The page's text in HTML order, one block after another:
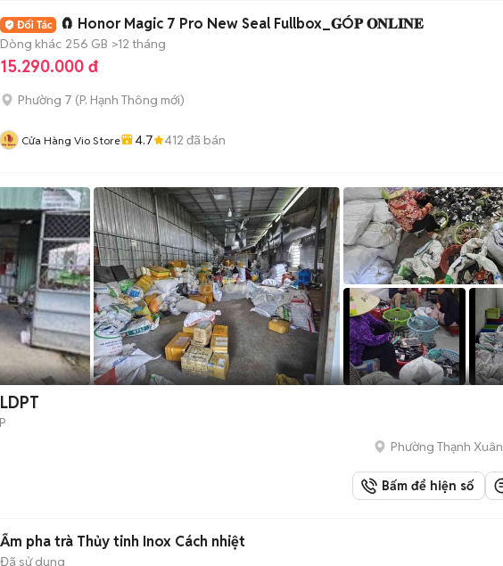
🧲 Honor Magic 7 Pro New Seal Fullbox_𝐆Ó𝐏 𝐎𝐍𝐋𝐈𝐍𝐄
Dòng khác 256 GB >12 tháng
15.290.000 đ
Phường 7 (P. Hạnh Thông mới)
Cửa Hàng Vio Store 4.7 412 đã bán
Phường Thạnh Xuân
Bấm để hiện số
Ấm pha trà Thủy tinh Inox Cách nhiệt
Đã sử dụng